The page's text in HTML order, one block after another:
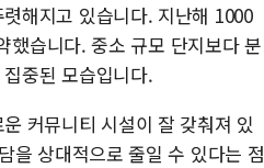
해지고 있습니다. 지난해 1000
했습니다. 중소 규모 단지보다 분
중된 모습입니다.
커뮤니티 시설이 잘 갖춰져 있
을 상대적으로 줄일 수 있다는 점